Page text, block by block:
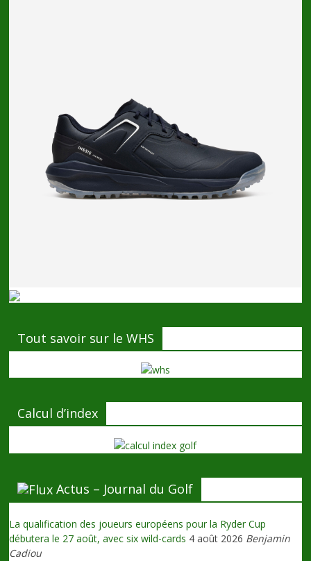
Tout savoir sur le WHS
Calcul d’index
Actus – Journal du Golf
La qualification des joueurs européens pour la Ryder Cup
débutera le 27 août, avec six wild-cards 4 août 2026 Benjamin
Cadiou